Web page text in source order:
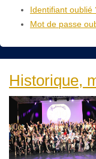
Identifiant oublié
Mot de passe
Historique,